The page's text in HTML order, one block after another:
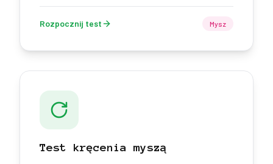
Rozpocznij test Mysz
Test kręcenia myszą